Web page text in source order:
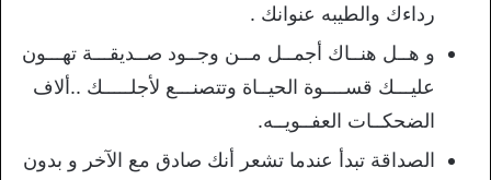
رداءك والطيبه عنوانك .
و هــل هنــاك أجمــل مــن وجــود صــديقـــة تهـــون
عليـــك قســــوة الحيــاة وتتصنـــع لأجلـــــك ..ألاف
الضحكــات العفــويــه.
الصداقة تبدأ عندما تشعر أنك صادق مع الآخر و بدون